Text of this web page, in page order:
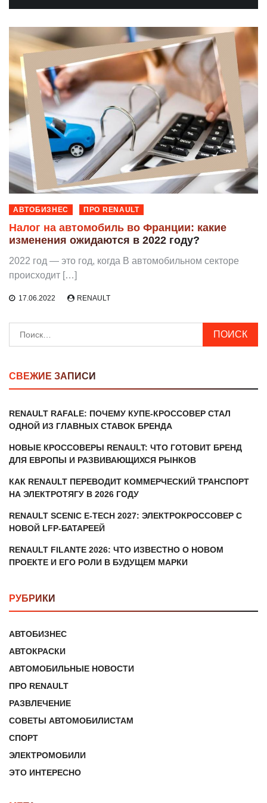
АВТОБИЗНЕС ПРО RENAULT
Налог на автомобиль во Франции: какие
изменения ожидаются в 2022 году?
2022 год — это год, когда В автомобильном секторе
происходит […]
17.06.2022 RENAULT
СВЕЖИЕ ЗАПИСИ
RENAULT RAFALE: ПОЧЕМУ КУПЕ-КРОССОВЕР СТАЛ
ОДНОЙ ИЗ ГЛАВНЫХ СТАВОК БРЕНДА
НОВЫЕ КРОССОВЕРЫ RENAULT: ЧТО ГОТОВИТ БРЕНД
ДЛЯ ЕВРОПЫ И РАЗВИВАЮЩИХСЯ РЫНКОВ
КАК RENAULT ПЕРЕВОДИТ КОММЕРЧЕСКИЙ ТРАНСПОРТ
НА ЭЛЕКТРОТЯГУ В 2026 ГОДУ
RENAULT SCENIC E-TECH 2027: ЭЛЕКТРОКРОССОВЕР С
НОВОЙ LFP-БАТАРЕЕЙ
RENAULT FILANTE 2026: ЧТО ИЗВЕСТНО О НОВОМ
ПРОЕКТЕ И ЕГО РОЛИ В БУДУЩЕМ МАРКИ
РУБРИКИ
АВТОБИЗНЕС
АВТОКРАСКИ
АВТОМОБИЛЬНЫЕ НОВОСТИ
ПРО RENAULT
РАЗВЛЕЧЕНИЕ
СОВЕТЫ АВТОМОБИЛИСТАМ
СПОРТ
ЭЛЕКТРОМОБИЛИ
ЭТО ИНТЕРЕСНО